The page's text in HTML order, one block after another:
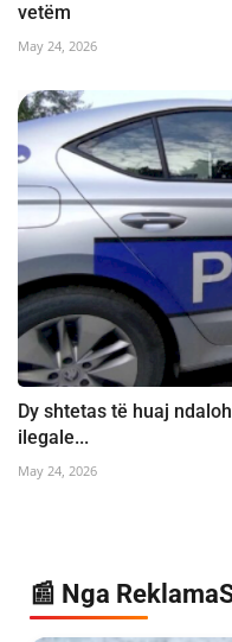
vetëm
May 24, 2026
Dy shtetas të huaj
ilegale...
May 24, 2026
📰 Nga